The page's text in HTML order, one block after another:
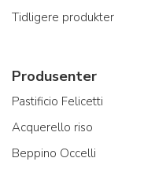
Tidligere produkter
Produsenter
Pastificio Felicetti
Acquerello riso
Beppino Occelli